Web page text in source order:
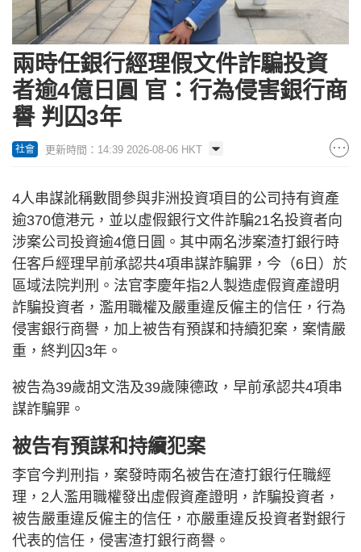
兩時任銀行經理假文件詐騙投資
者逾4億日圓 官：行為侵害銀行商
譽 判囚3年
社會 更新時間：14:39 2026-08-06 HKT
4人串謀訛稱數間參與非洲投資項目的公司持有資產
逾370億港元，並以虛假銀行文件詐騙21名投資者向
涉案公司投資逾4億日圓。其中兩名涉案渣打銀行時
任客戶經理早前承認共4項串謀詐騙罪，今（6日）於
區域法院判刑。法官李慶年指2人製造虛假資產證明
詐騙投資者，濫用職權及嚴重違反僱主的信任，行為
侵害銀行商譽，加上被告有預謀和持續犯案，案情嚴
重，終判囚3年。
被告為39歲胡文浩及39歲陳德政，早前承認共4項串
謀詐騙罪。
被告有預謀和持續犯案
李官今判刑指，案發時兩名被告在渣打銀行任職經
理，2人濫用職權發出虛假資產證明，詐騙投資者，
被告嚴重違反僱主的信任，亦嚴重違反投資者對銀行
代表的信任，侵害渣打銀行商譽。